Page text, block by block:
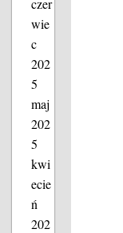
wie
c
202
5
maj
202
5
kwi
ecie
ń
202